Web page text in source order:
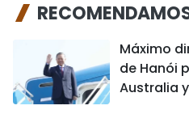
Máximo
de Hanói
Australia